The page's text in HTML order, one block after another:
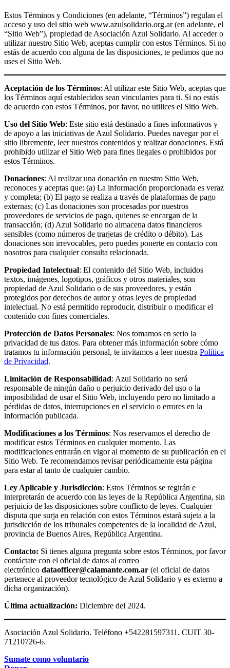
Estos Términos y Condiciones (en adelante, “Términos”) regulan el
acceso y uso del sitio web www.azulsolidario.org.ar (en adelante, el
“Sitio Web”), propiedad de Asociación Azul Solidario. Al acceder o
utilizar nuestro Sitio Web, aceptas cumplir con estos Términos. Si no
estás de acuerdo con alguna de las disposiciones, te pedimos que no
uses el Sitio Web.
Aceptación de los Términos: Al utilizar este Sitio Web, aceptas que
los Términos aquí establecidos sean vinculantes para ti. Si no estás
de acuerdo con estos Términos, por favor, no utilices el Sitio Web.
Uso del Sitio Web: Este sitio está destinado a fines informativos y
de apoyo a las iniciativas de Azul Solidario. Puedes navegar por el
sitio libremente, leer nuestros contenidos y realizar donaciones. Está
prohibido utilizar el Sitio Web para fines ilegales o prohibidos por
estos Términos.
Donaciones: Al realizar una donación en nuestro Sitio Web,
reconoces y aceptas que: (a) La información proporcionada es veraz
y completa; (b) El pago se realiza a través de plataformas de pago
externas; (c) Las donaciones son procesadas por nuestros
proveedores de servicios de pago, quienes se encargan de la
transacción; (d) Azul Solidario no almacena datos financieros
sensibles (como números de trarjetas de crédito o débito). Las
donaciones son irrevocables, pero puedes ponerte en contacto con
nosotros para cualquier consulta relacionada.
Propiedad Intelectual: El contenido del Sitio Web, incluidos
textos, imágenes, logotipos, gráficos y otros materiales, son
propiedad de Azul Solidario o de sus proveedores, y están
protegidos por derechos de autor y otras leyes de propiedad
intelectual. No está permitido reproducir, distribuir o modificar el
contenido con fines comerciales.
Protección de Datos Personales: Nos tomamos en serio la
privacidad de tus datos. Para obtener más información sobre cómo
tratamos tu información personal, te invitamos a leer nuestra Política
de Privacidad.
Limitación de Responsabilidad: Azul Solidario no será
responsable de ningún daño o perjuicio derivado del uso o la
imposibilidad de usar el Sitio Web, incluyendo pero no limitado a
pérdidas de datos, interrupciones en el servicio o errores en la
información publicada.
Modificaciones a los Términos: Nos reservamos el derecho de
modificar estos Términos en cualquier momento. Las
modificaciones entrarán en vigor al momento de su publicación en el
Sitio Web. Te recomendamos revisar periódicamente esta página
para estar al tanto de cualquier cambio.
Ley Aplicable y Jurisdicción: Estos Términos se regirán e
interpretarán de acuerdo con las leyes de la República Argentina, sin
perjuicio de las disposiciones sobre conflicto de leyes. Cualquier
disputa que surja en relación con estos Términos estará sujeta a la
jurisdicción de los tribunales competentes de la localidad de Azul,
provincia de Buenos Aires, República Argentina.
Contacto: Si tienes alguna pregunta sobre estos Términos, por favor
contáctate con el oficial de datos al correo
electrónico dataofficer@calamante.com.ar (el oficial de datos
pertenece al proveedor tecnológico de Azul Solidario y es externo a
dicha organización).
Última actualización: Diciembre del 2024.
Asociación Azul Solidario. Teléfono +542281597311. CUIT 30-
71210726-6.
Sumate como voluntario